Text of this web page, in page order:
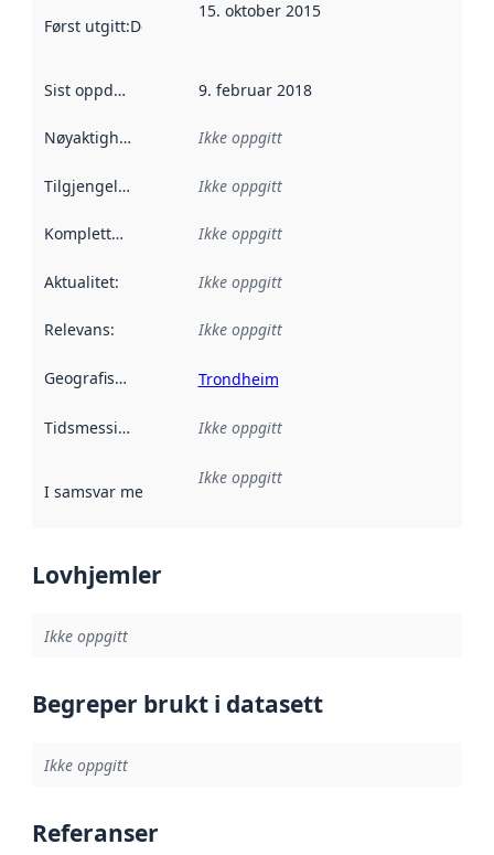
Først utgitt:Denne datoen sier når dataene i dette
15. oktober 2015
Sist oppdatert 9. februar 2018
Nøyaktighet Ikke oppgitt
Tilgjengelighet Ikke oppgitt
Kompletthet Ikke oppgitt
Aktualitet: Ikke oppgitt
Relevans: Ikke oppgitt
Geografisk avgrensning :
Trondheim
Tidsmessig avgrensning :
Ikke oppgitt
I samsvar med Referanse til en implementasjonsregel
Ikke oppgitt
Lovhjemler
Ikke oppgitt
Begreper brukt i datasett
Ikke oppgitt
Referanser